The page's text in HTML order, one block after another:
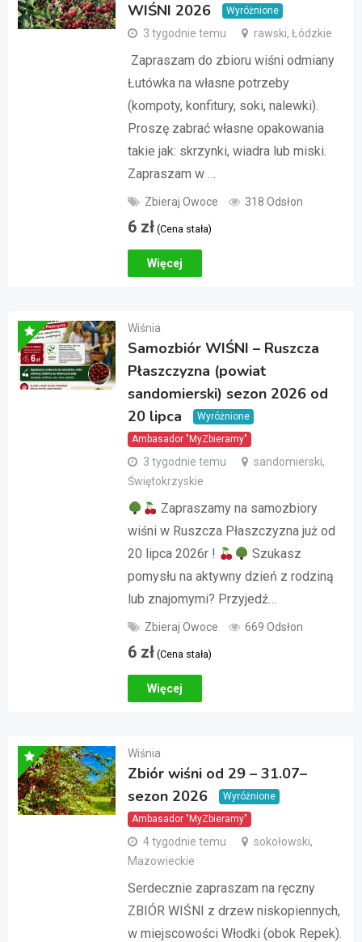
WIŚNI 2026
Wyróżnione
3 tygodnie temu rawski, Łódzkie
Zapraszam do zbioru wiśni odmiany
Łutówka na własne potrzeby
(kompoty, konfitury, soki, nalewki).
Proszę zabrać własne opakowania
takie jak: skrzynki, wiadra lub miski.
Zapraszam w …
Zbieraj Owoce 318 Odsłon
6 zł (Cena stała)
Więcej
Wiśnia
Samozbiór WIŚNI – Ruszcza
Płaszczyzna (powiat
sandomierski) sezon 2026 od
20 lipca
Wyróżnione
Ambasador "MyZbieramy"
3 tygodnie temu
sandomierski,
Świętokrzyskie
Zapraszamy na samozbiory
wiśni w Ruszcza Płaszczyzna już od
20 lipca 2026r !
Szukasz
pomysłu na aktywny dzień z rodziną
lub znajomymi? Przyjedź…
Zbieraj Owoce 669 Odsłon
6 zł (Cena stała)
Więcej
Wiśnia
Zbiór wiśni od 29 – 31.07–
sezon 2026
Wyróżnione
Ambasador "MyZbieramy"
4 tygodnie temu
sokołowski,
Mazowieckie
Serdecznie zapraszam na ręczny
ZBIÓR WIŚNI z drzew niskopiennych,
w miejscowości Włodki (obok Repek).